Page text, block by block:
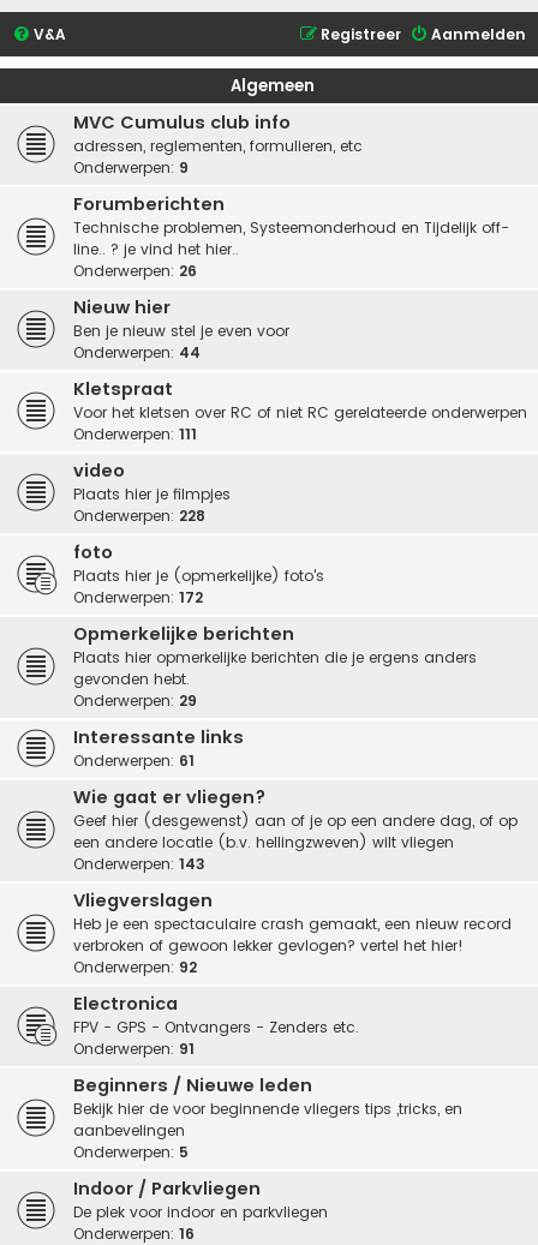
V&A Aanmelden
Registreer
Algemeen
MVC Cumulus club info
adressen, reglementen, formulieren, etc
Onderwerpen: 9
Forumberichten
Technische problemen, Systeemonderhoud en Tijdelijk off-
line.. ? je vind het hier..
Onderwerpen: 26
Nieuw hier
Ben je nieuw stel je even voor
Onderwerpen: 44
Kletspraat
Voor het kletsen over RC of niet RC gerelateerde onderwerpen
Onderwerpen: 111
video
Plaats hier je filmpjes
Onderwerpen: 228
foto
Plaats hier je (opmerkelijke) foto's
Onderwerpen: 172
Opmerkelijke berichten
Plaats hier opmerkelijke berichten die je ergens anders
gevonden hebt.
Onderwerpen: 29
Interessante links
Onderwerpen: 61
Wie gaat er vliegen?
Geef hier (desgewenst) aan of je op een andere dag, of op
een andere locatie (b.v. hellingzweven) wilt vliegen
Onderwerpen: 143
Vliegverslagen
Heb je een spectaculaire crash gemaakt, een nieuw record
verbroken of gewoon lekker gevlogen? vertel het hier!
Onderwerpen: 92
Electronica
FPV - GPS - Ontvangers - Zenders etc.
Onderwerpen: 91
Beginners / Nieuwe leden
Bekijk hier de voor beginnende vliegers tips ,tricks, en
aanbevelingen
Onderwerpen: 5
Indoor / Parkvliegen
De plek voor indoor en parkvliegen
Onderwerpen: 16